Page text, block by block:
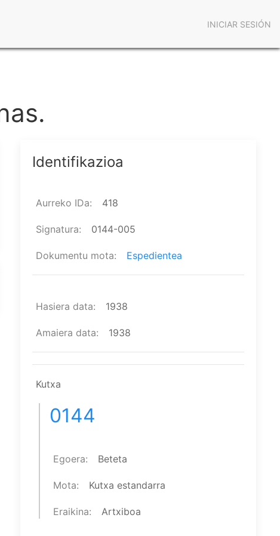
INICIAR SESIÓN
Identifikazioa
Aurreko IDa 418
Signatura 0144-005
Dokumentu mota Espedientea
Hasiera data 1938
Amaiera data 1938
Kutxa
0144
Egoera Beteta
Mota Kutxa estandarra
Eraikina Artxiboa